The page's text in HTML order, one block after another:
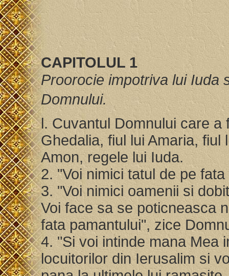
CAPITOLUL 1
Proorocie impotriva lui Iuda
Domnului.
l. Cuvantul Domnului care a
Ghedalia, fiul lui Amaria, fiul
Amon, regele lui Iuda.
2. "Voi nimici tatul de pe
3. "Voi nimici oamenii si
Voi face sa se poticneasca
fata pamantului", zice
4. "Si voi intinde mana Mea
locuitorilor din Ierusalim si